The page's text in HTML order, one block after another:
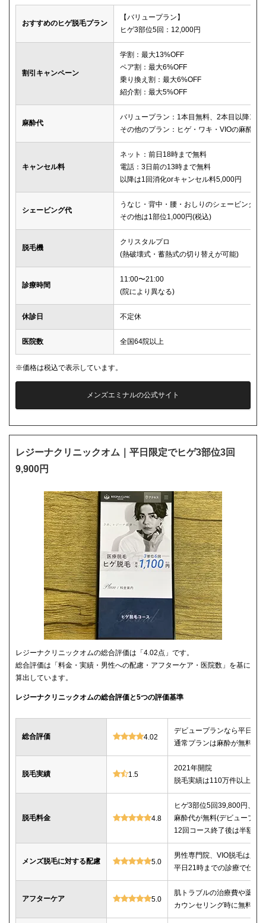
おすすめのヒゲ脱毛プラン
【バリュープラン】
ヒゲ3部位5回：12,000円
割引キャンペーン
学割：最大13%OFF
ペア割：最大6%OFF
乗り換え割：最大6%OFF
紹介割：最大5%OFF
麻酔代
バリュープラン：1本目無料、2本目以降1本
その他のプラン：ヒゲ・ワキ・VIOの麻酔が
キャンセル料
ネット：前日18時まで無料
電話：3日前の13時まで無料
以降は1回消化orキャンセル料5,000円
シェービング代
うなじ・背中・腰・おしりのシェービングは
その他は1部位1,000円(税込)
脱毛機
クリスタルプロ
(熱破壊式・蓄熱式の切り替えが可能)
診療時間
11:00〜21:00
(院により異なる)
休診日 不定休
医院数 全国64院以上
※価格は税込で表示しています。
メンズエミナルの公式サイト
レジーナクリニックオム｜平日限定でヒゲ3部位3回
9,900円
レジーナクリニックオムの総合評価は「4.02点」です。
総合評価は「料金・実績・男性への配慮・アフターケア・医院数」を基に
算出しています。
レジーナクリニックオムの総合評価と5つの評価基準
総合評価 4.02
デビュープランなら平日限
通常プランは麻酔が無料、
脱毛実績 1.5
2021年開院
脱毛実績は110万件以上
脱毛料金 4.8
ヒゲ3部位5回39,800円、ヒ
麻酔代が無料(デビュープラ
12回コース終了後は半額で
メンズ脱毛に対する配慮 5.0
男性専門院、VIO脱毛は必
平日21時までの診療で仕事
アフターケア 5.0
肌トラブルの治療費や薬代
カウンセリング時に無料で